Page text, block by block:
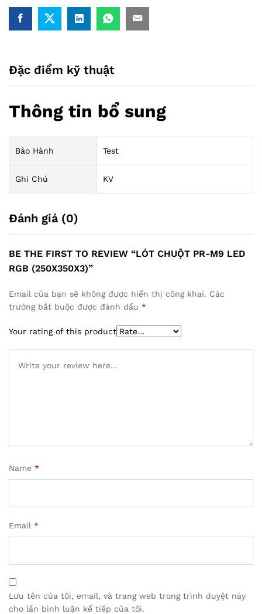
Đặc điểm kỹ thuật
Thông tin bổ sung
Bảo Hành Test
Ghi Chú KV
Đánh giá (0)
BE THE FIRST TO REVIEW “LÓT CHUỘT PR-M9 LED
RGB (250X350X3)”
Email của bạn sẽ không được hiển thị công khai. Các
trường bắt buộc được đánh dấu *
Your rating of this product
Name *
Email *
Lưu tên của tôi, email, và trang web trong trình duyệt này
cho lần bình luận kế tiếp của tôi.